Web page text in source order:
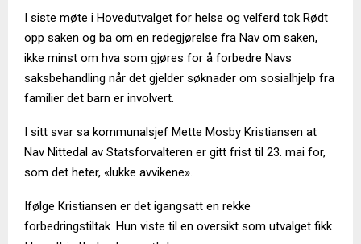
I siste møte i Hovedutvalget for helse og velferd tok Rødt
opp saken og ba om en redegjørelse fra Nav om saken,
ikke minst om hva som gjøres for å forbedre Navs
saksbehandling når det gjelder søknader om sosialhjelp fra
familier det barn er involvert.
I sitt svar sa kommunalsjef Mette Mosby Kristiansen at
Nav Nittedal av Statsforvalteren er gitt frist til 23. mai for,
som det heter, «lukke avvikene».
Ifølge Kristiansen er det igangsatt en rekke
forbedringstiltak. Hun viste til en oversikt som utvalget fikk